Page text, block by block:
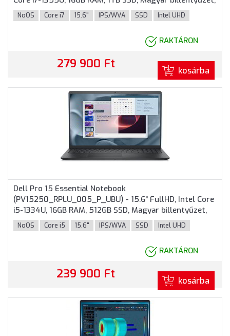
Operációs rendszer nélkül, 3 év garancia, Fekete
színben
NoOS Core i7 15.6" IPS/WVA SSD Intel UHD
RAKTÁRON
279 900 Ft kosárba
Dell Pro 15 Essential Notebook
(PV15250_RPLU_005_P_UBU) - 15.6" FullHD, Intel Core
i5-1334U, 16GB RAM, 512GB SSD, Magyar billentyűzet,
Operációs rendszer nélkül, 3 év garancia, Fekete
színben
NoOS Core i5 15.6" IPS/WVA SSD Intel UHD
RAKTÁRON
239 900 Ft kosárba